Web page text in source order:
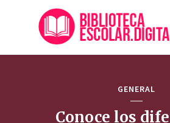
GENERAL
Conoce los